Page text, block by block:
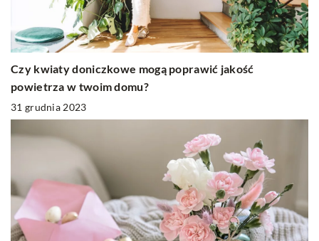
Czy kwiaty doniczkowe mogą poprawić jakość
powietrza w twoim domu?
31 grudnia 2023